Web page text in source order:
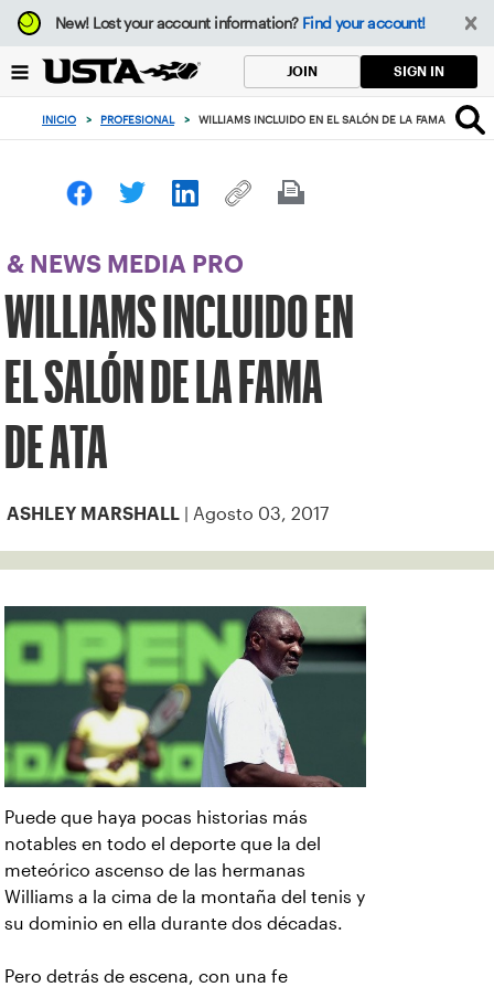
Enfoque
desde
botón
volver
principio
New!Lost your account information? Find your account!
JOIN SIGN IN
INICIO > PROFESIONAL > WILLIAMS INCLUIDO EN EL SALÓN DE LA FAMA DE ATA
& NEWS MEDIA PRO
WILLIAMS INCLUIDO EN
EL SALÓN DE LA FAMA
DE ATA
ASHLEY MARSHALL | Agosto 03, 2017
Puede que haya pocas historias más
notables en todo el deporte que la del
meteórico ascenso de las hermanas
Williams a la cima de la montaña del tenis y
su dominio en ella durante dos décadas.
Pero detrás de escena, con una fe